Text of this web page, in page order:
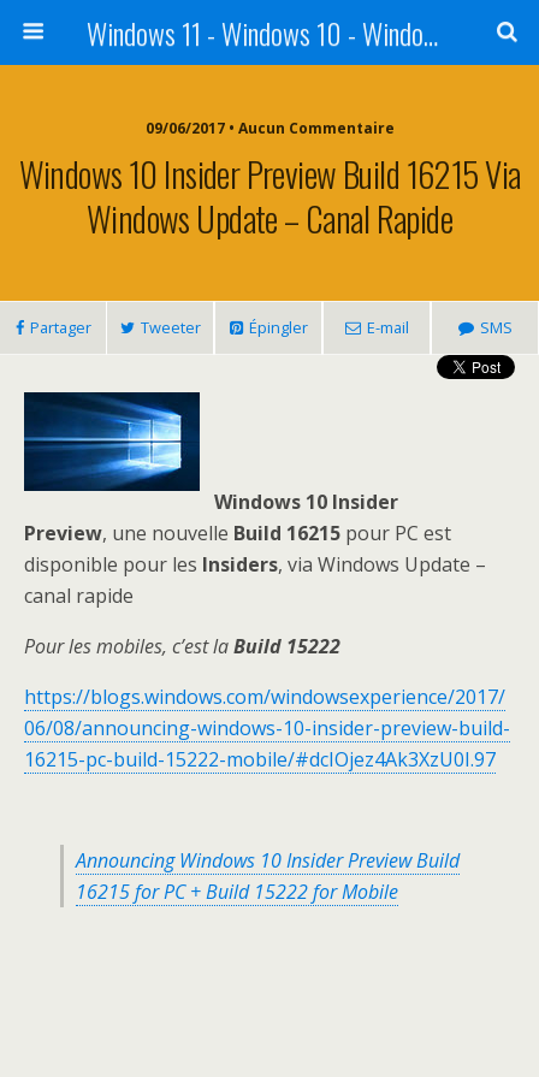
Windows 11 - Windows 10 - Windows 8 - Windows 7 - VISTA
09/06/2017 • Aucun Commentaire
Windows 10 Insider Preview Build 16215 Via
Windows Update – Canal Rapide
Partager Tweeter Épingler E-mail SMS
Windows 10 Insider
Preview, une nouvelle Build 16215 pour PC est
disponible pour les Insiders, via Windows Update –
canal rapide
Pour les mobiles, c’est laBuild 15222
https://blogs.windows.com/windowsexperience/2017/
06/08/announcing-windows-10-insider-preview-build-
16215-pc-build-15222-mobile/#dcIOjez4Ak3XzU0I.97
Announcing Windows 10 Insider Preview Build
16215 for PC + Build 15222 for Mobile